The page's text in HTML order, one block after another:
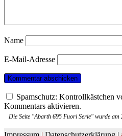
Name
E-Mail-Adresse
Spamschutz: Kontrollkästchen
Kommentars aktivieren.
Die Seite "Abarth 695 Fuori Serie" wurde am